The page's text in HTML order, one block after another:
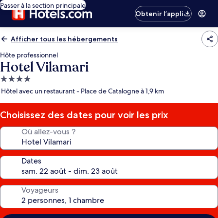
Passer à la section principale
Obtenir l’appli
Afficher tous les hébergements
Hôte professionnel
Hotel Vilamari
Hébergement
4.0 étoiles
Hôtel avec un restaurant - Place de Catalogne à 1,9 km
Choisissez des dates pour voir les prix
Où allez-vous ?
Dates
Voyageurs